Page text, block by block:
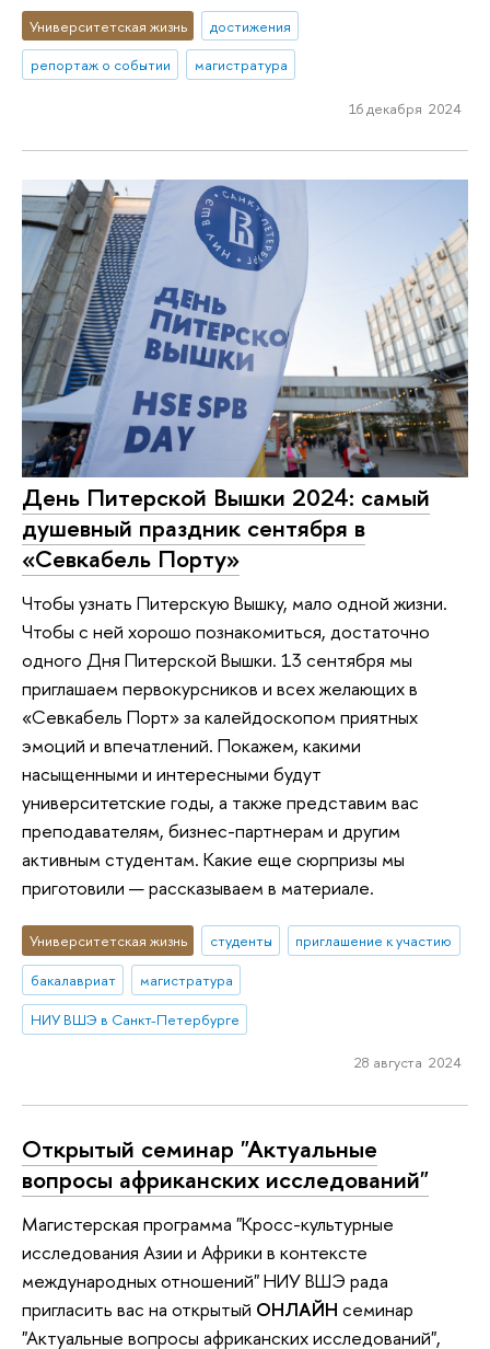
Университетская жизнь
достижения
репортаж о событии
магистратура
16 декабря 2024
День Питерской Вышки 2024: самый
душевный праздник сентября в
«Севкабель Порту»
Чтобы узнать Питерскую Вышку, мало одной жизни.
Чтобы с ней хорошо познакомиться, достаточно
одного Дня Питерской Вышки. 13 сентября мы
приглашаем первокурсников и всех желающих в
«Севкабель Порт» за калейдоскопом приятных
эмоций и впечатлений. Покажем, какими
насыщенными и интересными будут
университетские годы, а также представим вас
преподавателям, бизнес-партнерам и другим
активным студентам. Какие еще сюрпризы мы
приготовили — рассказываем в материале.
Университетская жизнь студенты
приглашение к участию
бакалавриат
магистратура
НИУ ВШЭ в Санкт-Петербурге
28 августа 2024
Открытый семинар "Актуальные
вопросы африканских исследований"
Магистерская программа "Кросс-культурные
исследования Азии и Африки в контексте
международных отношений" НИУ ВШЭ рада
пригласить вас на открытый ОНЛАЙН семинар
"Актуальные вопросы африканских исследований",